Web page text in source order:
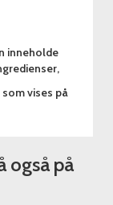
inneholde
vises på
også på